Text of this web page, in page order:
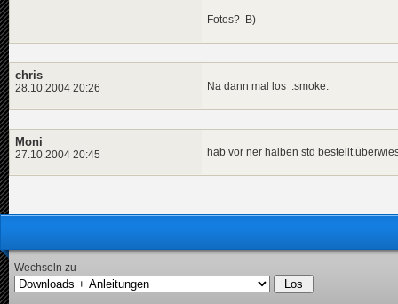
Fotos? B)
chris
28.10.2004 20:26 Na dann mal los :smoke:
Moni
27.10.2004 20:45 hab vor ner halben std
Wechseln zu